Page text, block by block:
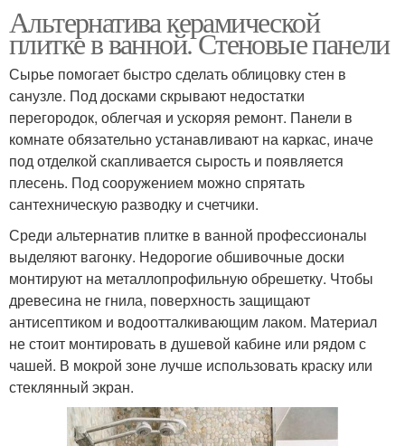
Альтернатива керамической
плитке в ванной. Стеновые панели
Сырье помогает быстро сделать облицовку стен в
санузле. Под досками скрывают недостатки
перегородок, облегчая и ускоряя ремонт. Панели в
комнате обязательно устанавливают на каркас, иначе
под отделкой скапливается сырость и появляется
плесень. Под сооружением можно спрятать
сантехническую разводку и счетчики.
Среди альтернатив плитке в ванной профессионалы
выделяют вагонку. Недорогие обшивочные доски
монтируют на металлопрофильную обрешетку. Чтобы
древесина не гнила, поверхность защищают
антисептиком и водоотталкивающим лаком. Материал
не стоит монтировать в душевой кабине или рядом с
чашей. В мокрой зоне лучше использовать краску или
стеклянный экран.